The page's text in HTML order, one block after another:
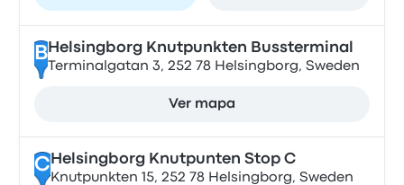
B Helsingborg Knutpunkten Bussterminal
Terminalgatan 3, 252 78 Helsingborg, Sweden
Ver mapa
CHelsingborg Knutpunten Stop C
Knutpunkten 15, 252 78 Helsingborg, Sweden